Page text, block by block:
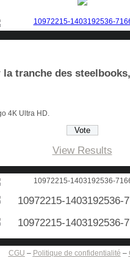
la tranche des
4K Ultra HD.
View Results
CGU – Politique de confidentialité –